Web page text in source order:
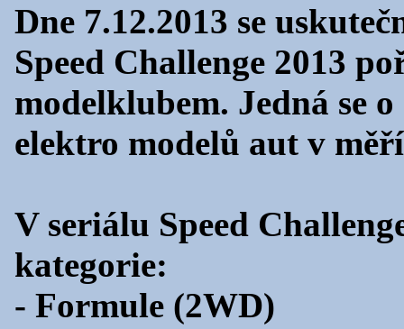
Dne 7.12.2013 se
Speed Challenge 2013
modelklubem. Jedná se
elektro modelů aut v
V seriálu Speed
kategorie:
- Formule (2WD)